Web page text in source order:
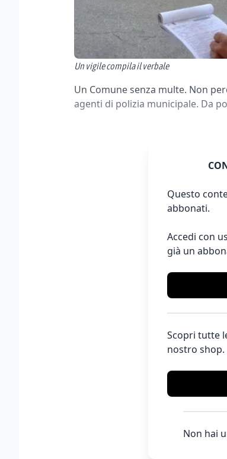
Un vigile compila il verbale
Un Comune senza multe. Non
agenti di polizia municipale. Da
Questo
abbonati.
Accedi con
già un
Scopri tutte
nostro shop.
Non hai